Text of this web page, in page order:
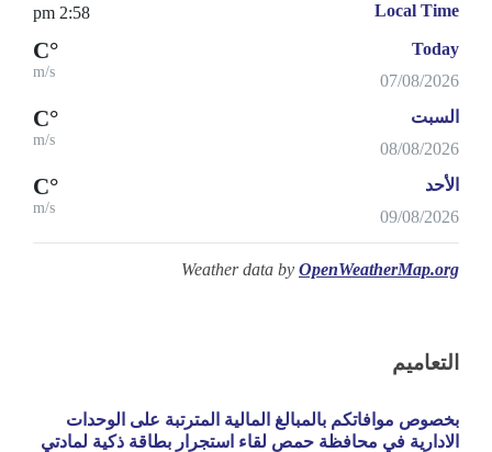
Local Time
2:58 pm
Today
07/08/2026
°C
m/s
السبت
08/08/2026
°C
m/s
الأحد
09/08/2026
°C
m/s
Weather data by OpenWeatherMap.org
التعاميم
بخصوص موافاتكم بالمبالغ المالية المترتبة على الوحدات
الادارية في محافظة حمص لقاء استجرار بطاقة ذكية لمادتي